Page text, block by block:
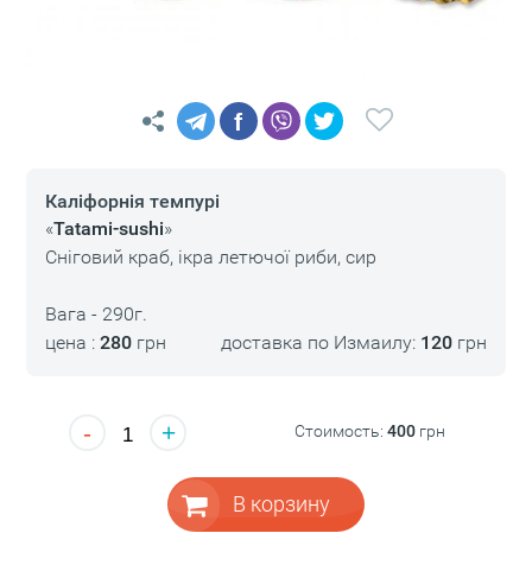
f
Каліфорнія темпурі
«Tatami-sushi»
Сніговий краб, ікра летючої риби, сир
Вага - 290г.
цена : 280грн доставка по Измаилу: 120 грн
- + Стоимость:400 грн
В корзину